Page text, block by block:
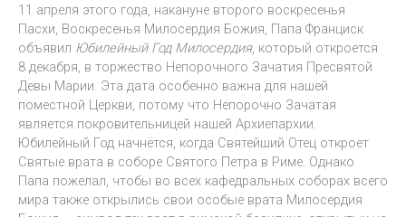
11 апреля этого года, накануне второго воскресенья
Пасхи, Воскресенья Милосердия Божия, Папа Франциск
объявил Юбилейный Год Милосердия, который откроется
8 декабря, в торжество Непорочного Зачатия Пресвятой
Девы Марии. Эта дата особенно важна для нашей
поместной Церкви, потому что Непорочно Зачатая
является покровительницей нашей Архиепархии.
Юбилейный Год начнётся, когда Святейший Отец откроет
Святые врата в соборе Святого Петра в Риме. Однако
Папа пожелал, чтобы во всех кафедральных соборах всего
мира также открылись свои особые врата Милосердия